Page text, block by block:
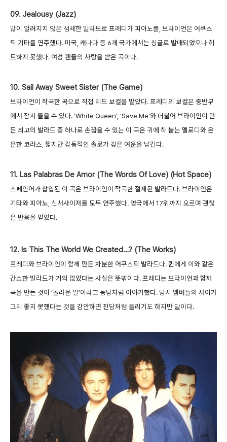
09. Jealousy (Jazz)
많이 알려지지 않은 섬세한 발라드로 프레디가 피아노를, 브라이언은 어쿠스
틱 기타를 연주했다. 미국, 캐나다 등 6개 국가에서는 싱글로 발매되었으나 히
트하지 못했다. 여성 팬들의 사랑을 받은 곡이다.
10. Sail Away Sweet Sister (The Game)
브라이언이 작곡한 곡으로 직접 리드 보컬을 맡았다. 프레디의 보컬은 중반부
에서 잠시 들을 수 있다. ‘White Queen’, ‘Save Me’와 더불어 브라이언이 만
든 최고의 발라드 중 하나로 손꼽을 수 있는 이 곡은 귀에 착 붙는 멜로디와 은
은한 코러스, 짧지만 감동적인 솔로가 깊은 여운을 남긴다.
11. Las Palabras De Amor (The Words Of Love) (Hot Space)
스페인어가 삽입된 이 곡은 브라이언이 작곡한 절제된 발라드다. 브라이언은
기타와 피아노, 신서사이저를 모두 연주했다. 영국에서 17위까지 오르며 괜찮
은 반응을 얻었다.
12. Is This The World We Created…? (The Works)
프레디와 브라이언이 함께 만든 차분한 어쿠스틱 발라드다. 퀸에게 이와 같은
간소한 발라드가 거의 없었다는 사실은 뜻밖이다. 프레디는 브라이언과 함께
곡을 만든 것이 ‘놀라운 일’이라고 농담처럼 이야기했다. 당시 멤버들의 사이가
그리 좋지 못했다는 것을 감안하면 진담처럼 들리기도 하지만 말이다.